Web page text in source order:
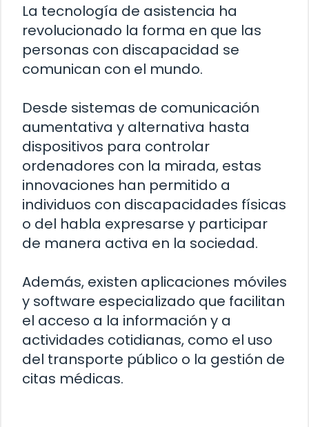
La tecnología de asistencia ha
revolucionado la forma en que las
personas con discapacidad se
comunican con el mundo.
Desde sistemas de comunicación
aumentativa y alternativa hasta
dispositivos para controlar
ordenadores con la mirada, estas
innovaciones han permitido a
individuos con discapacidades físicas
o del habla expresarse y participar
de manera activa en la sociedad.
Además, existen aplicaciones móviles
y software especializado que facilitan
el acceso a la información y a
actividades cotidianas, como el uso
del transporte público o la gestión de
citas médicas.